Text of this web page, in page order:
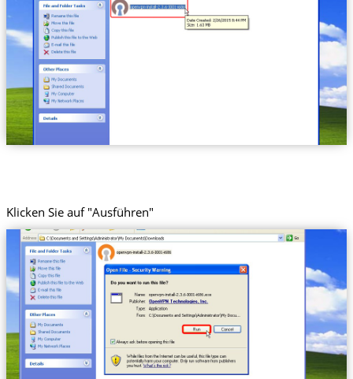
Klicken Sie auf "Ausführen"